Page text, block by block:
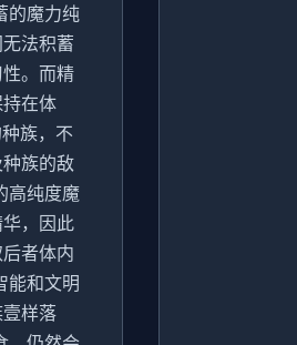
的魔力纯
法积蓄
。而精
在体
族，不
族的敌
高纯度魔
，因此
者体内
能和文明
样落